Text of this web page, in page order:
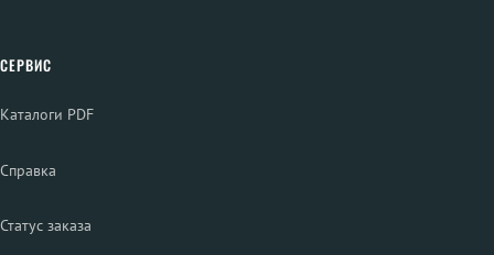
СЕРВИС
Каталоги PDF
Справка
Статус заказа